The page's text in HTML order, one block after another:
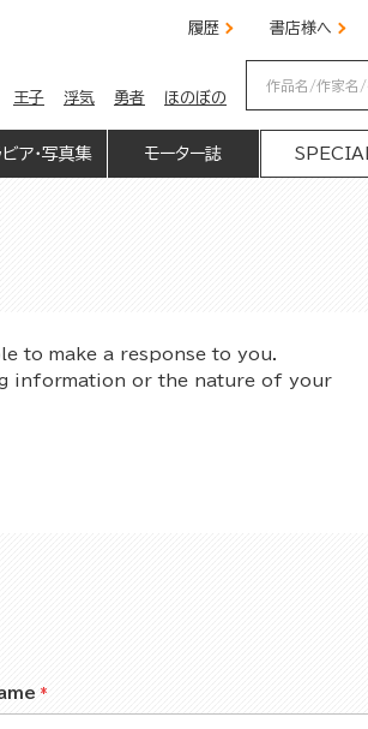
履歴 書店様へ
王子 浮気 勇者 ほのぼの
ア・写真集 モーター誌 SPECIAL
to make a response to you.
information or the nature of your